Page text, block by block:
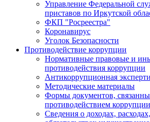
Управление Федеральной
приставов по Иркутской
ФКП "Росреестра"
Коронавирус
Уголок Безопасности
Противодействие коррупции
Нормативные правовые и
противодействия коррупции
Антикоррупционная
Методические материалы
Формы документов,
противодействием коррупции
Сведения о доходах,